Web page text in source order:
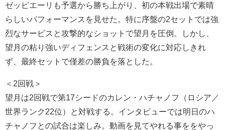
ゼッピエーリも予選から勝ち上がり、初の本戦出場で素晴
らしいパフォーマンスを見せた。特に序盤の2セットでは強
烈なサービスと攻撃的なショットで望月を圧倒。しかし、
望月の粘り強いディフェンスと戦術の変化に対応しきれ
ず、最終セットで僅差の勝負を落とした。
＜2回戦＞
望月は2回戦で第17シードのカレン・ハチャノフ（ロシア／
世界ランク22位）と対戦する。インタビューでは明日のハ
チャノフとの試合は楽しみ。動画を見てやれる事ををやっ